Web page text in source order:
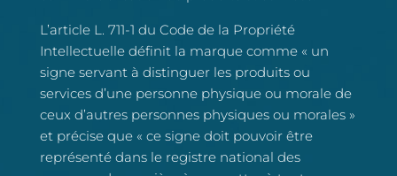
L’article L. 711-1 du Code de la Propriété
Intellectuelle définit la marque comme « un
signe servant à distinguer les produits ou
services d’une personne physique ou morale de
ceux d’autres personnes physiques ou morales »
et précise que « ce signe doit pouvoir être
représenté dans le registre national des